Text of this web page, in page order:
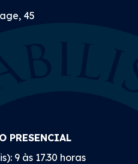
45
PRESENCIAL
9 às 17.30 horas